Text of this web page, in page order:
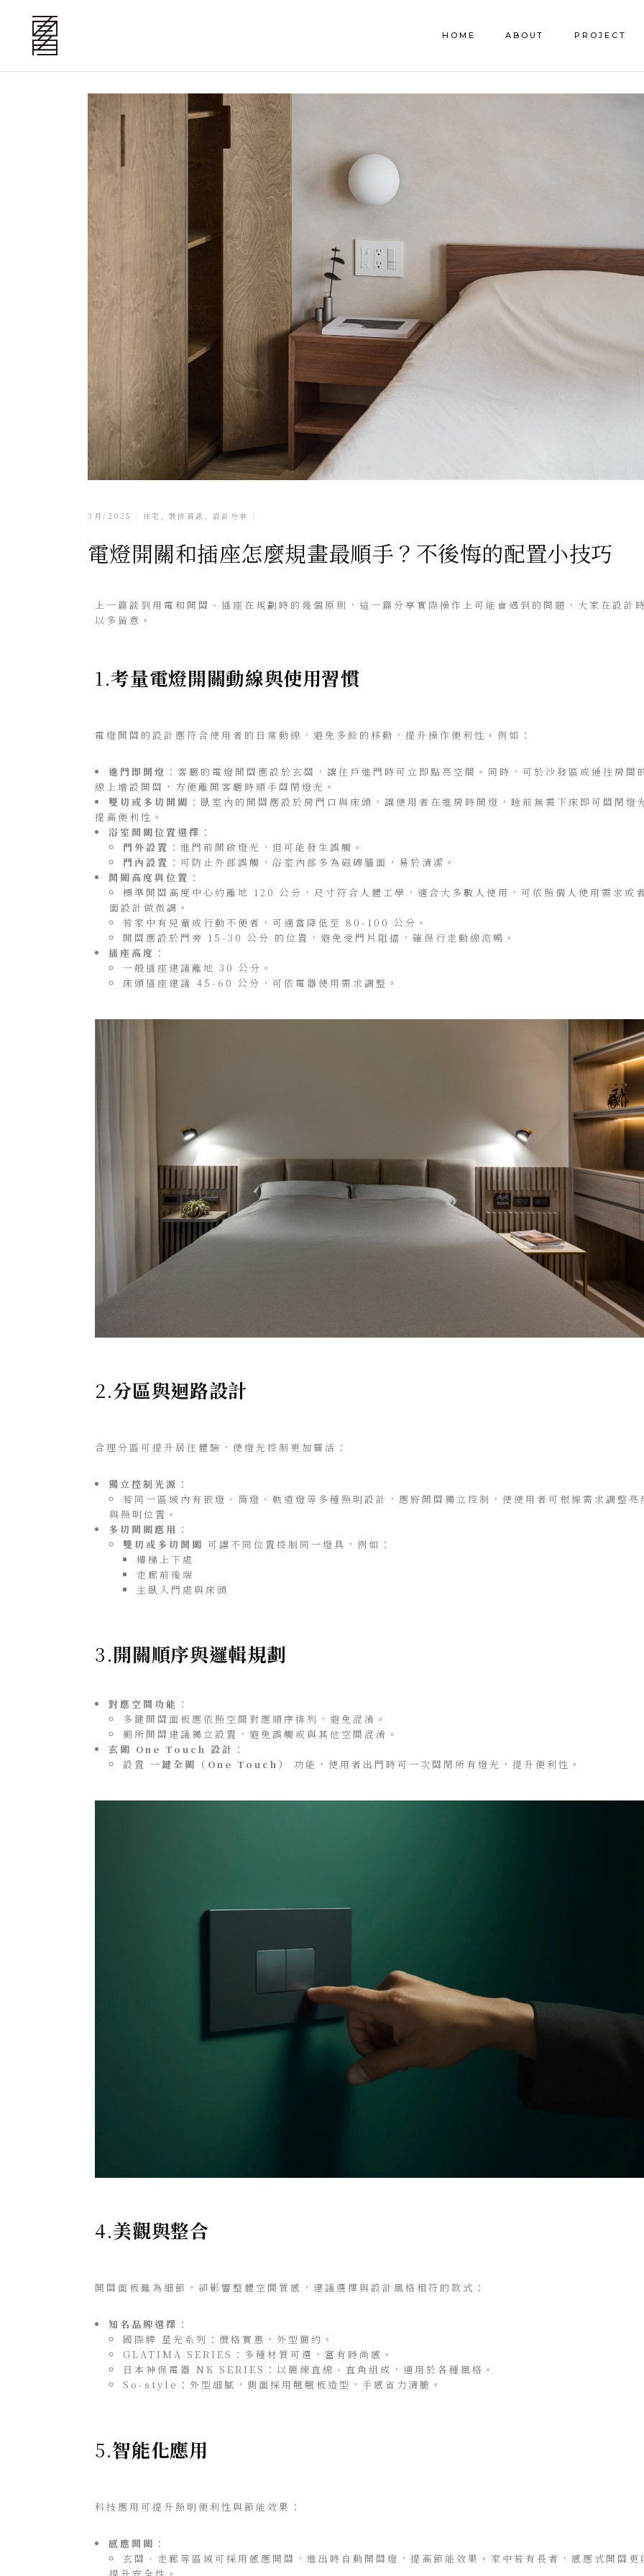
HOME ABOUT PROJECT
3月/2025 住宅 , 裝修資訊 , 設計分享
電燈開關和插座怎麼規畫最順手？不後悔的配置小技巧
上一篇談到用電和開關、插座在規劃時的幾個原則，這一篇分享實際操作上可能會遇到的問題，大家在設計
以多留意。
1.考量電燈開關動線與使用習慣
電燈開關的設計應符合使用者的日常動線，避免多餘的移動，提升操作便利性。例如：
進門即開燈 ：客廳的電燈開關應設於玄關，讓住戶進門時可立即點亮空間。同時，可於沙發區或通往房間
線上增設開關，方便離開客廳時順手關閉燈光。
雙切或多切開關 ：臥室內的開關應設於房門口與床頭，讓使用者在進房時開燈，睡前無需下床即可關閉燈
提高便利性。
浴室開關位置選擇 ：
門外設置 ：進門前開啟燈光，但可能發生誤觸。
門內設置 ：可防止外部誤觸，浴室內部多為磁磚牆面，易於清潔。
開關高度與位置 ：
標準開關高度中心約離地 120 公分，尺寸符合人體工學，適合大多數人使用，可依照個人使用需求或
面設計做微調。
若家中有兒童或行動不便者，可適當降低至 80-100 公分。
開關應設於門旁 15-30 公分 的位置，避免受門片阻擋，確保行走動線流暢。
插座高度 ：
一般插座建議離地 30 公分。
床頭插座建議 45-60 公分，可依電器使用需求調整。
2.分區與迴路設計
合理分區可提升居住體驗，使燈光控制更加靈活：
獨立控制光源 ：
若同一區域內有嵌燈、筒燈、軌道燈等多種照明設計，應將開關獨立控制，使使用者可根據需求調整亮
與照明位置。
多切開關應用 ：
雙切或多切開關 可讓不同位置控制同一燈具，例如：
樓梯上下處
走廊前後端
主臥入門處與床頭
3.開關順序與邏輯規劃
對應空間功能 ：
多鍵開關面板應依照空間對應順序排列，避免混淆。
廁所開關建議獨立設置，避免誤觸或與其他空間混淆。
玄關 One Touch 設計 ：
設置 一鍵全關（One Touch） 功能，使用者出門時可一次關閉所有燈光，提升便利性。
4.美觀與整合
開關面板雖為細節，卻影響整體空間質感，建議選擇與設計風格相符的款式：
知名品牌選擇 ：
國際牌 星光系列：價格實惠，外型簡約。
GLATIMA SERIES：多種材質可選，富有時尚感。
日本神保電器 NK SERIES：以簡練直線、直角組成，適用於各種風格。
So-style：外型細膩，側面採用翹翹板造型，手感省力清脆。
5.智能化應用
科技應用可提升照明便利性與節能效果：
感應開關 ：
玄關、走廊等區域可採用感應開關，進出時自動開關燈，提高節能效果。家中若有長者，感應式開關更
提升安全性。